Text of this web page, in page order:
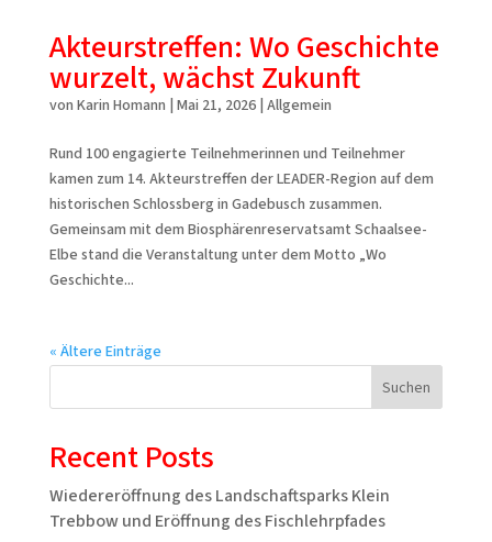
Akteurstreffen: Wo Geschichte
wurzelt, wächst Zukunft
von Karin Homann Mai 21, 2026| Allgemein
Rund 100 engagierte Teilnehmerinnen und Teilnehmer
kamen zum 14. Akteurstreffen der LEADER-Region auf dem
historischen Schlossberg in Gadebusch zusammen.
Gemeinsam mit dem Biosphärenreservatsamt Schaalsee-
Elbe stand die Veranstaltung unter dem Motto „Wo
Geschichte...
« Ältere Einträge
Suchen
Recent Posts
Wiedereröffnung des Landschaftsparks Klein
Trebbow und Eröffnung des Fischlehrpfades